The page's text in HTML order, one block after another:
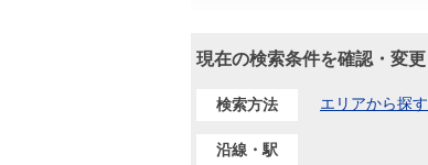
中古マンションを探す
無料査定
現在の検索条件を確認・変更
検索方法 エリアから探す
沿線・駅